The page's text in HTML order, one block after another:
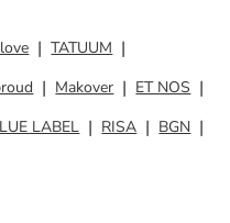
TATUUM
Makover
ET NOS
LABEL RISA
BGN